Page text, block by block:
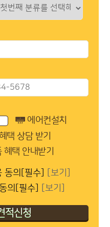
에어컨설치
택 상담 받기
혜택 안내받기
동의[필수]
[보기]
의[필수]
[보기]